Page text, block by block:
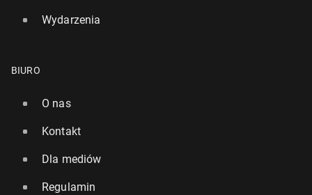
Wydarzenia
BIURO
O nas
Kontakt
Dla mediów
Regulamin